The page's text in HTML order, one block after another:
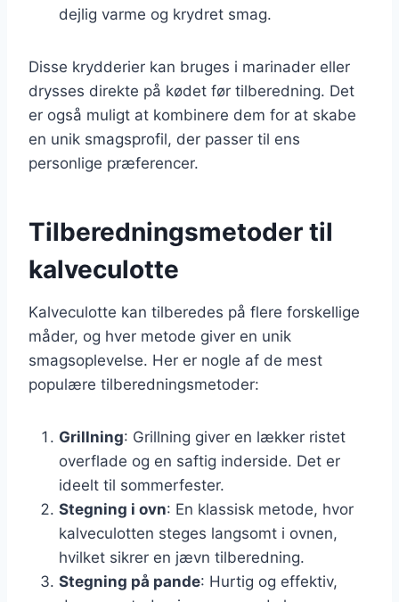
dejlig varme og krydret smag.
Disse krydderier kan bruges i marinader eller
drysses direkte på kødet før tilberedning. Det
er også muligt at kombinere dem for at skabe
en unik smagsprofil, der passer til ens
personlige præferencer.
Tilberedningsmetoder til
kalveculotte
Kalveculotte kan tilberedes på flere forskellige
måder, og hver metode giver en unik
smagsoplevelse. Her er nogle af de mest
populære tilberedningsmetoder:
Grillning: Grillning giver en lækker ristet
overflade og en saftig inderside. Det er
ideelt til sommerfester.
Stegning i ovn: En klassisk metode, hvor
kalveculotten steges langsomt i ovnen,
hvilket sikrer en jævn tilberedning.
Stegning på pande: Hurtig og effektiv,